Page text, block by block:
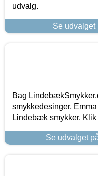
udvalg.
Se udvalget
Bag
smykkedesinger,
Lindebæk smykker. Klik
Se udvalget